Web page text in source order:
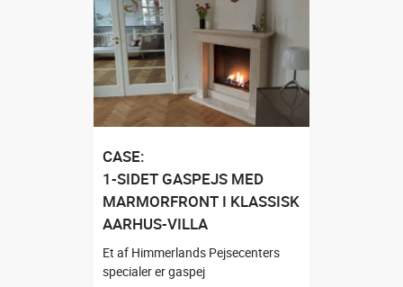
CASE:
1-SIDET GASPEJS MED
MARMORFRONT I KLASSISK
AARHUS-VILLA
Et af Himmerlands Pejsecenters
specialer er gaspej